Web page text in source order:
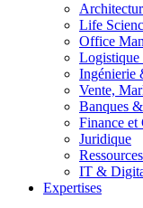
Life
Office
Ingénierie
Vente,
Banques
Finance et
Juridique
IT &
Expertises